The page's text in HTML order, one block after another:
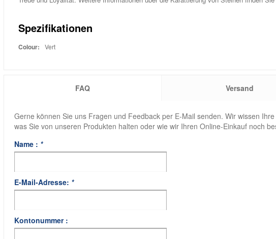
Spezifikationen
Colour: Vert
FAQ Versand
Gerne können Sie uns Fragen und Feedback per E-Mail senden. Wir wissen
was Sie von unseren Produkten halten oder wie wir Ihren Online-Einkauf noch
Name : *
E-Mail-Adresse: *
Kontonummer :